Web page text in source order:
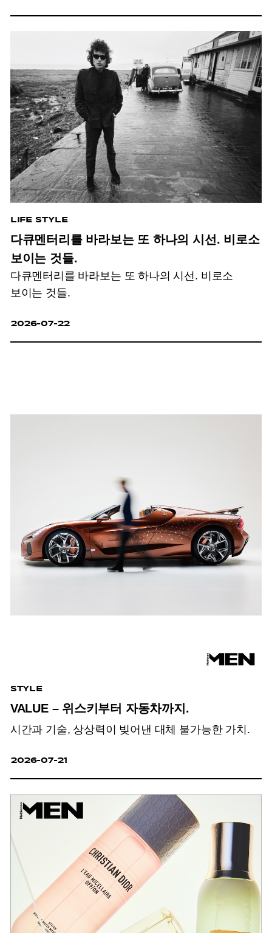
LIFE STYLE
다큐멘터리를 바라보는 또 하나의 시선. 비로소
보이는 것들.
다큐멘터리를 바라보는 또 하나의 시선. 비로소
보이는 것들.
2026-07-22
STYLE
VALUE – 위스키부터 자동차까지.
시간과 기술, 상상력이 빚어낸 대체 불가능한 가치.
2026-07-21